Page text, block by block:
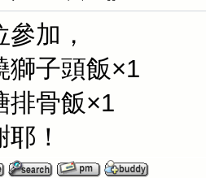
參加，
獅子頭飯×1
排骨飯×1
！